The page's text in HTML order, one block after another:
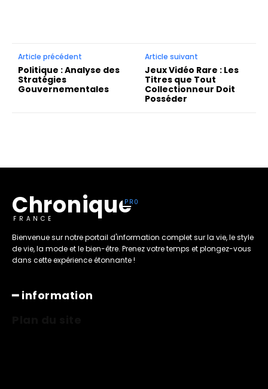
Article précédent
Politique : Analyse des
Stratégies
Gouvernementales
Article suivant
Jeux Vidéo Rare : Les
Titres que Tout
Collectionneur Doit
Posséder
Chronique
FRANCE
Bienvenue sur notre portail d'information complet sur la vie, le style
de vie, la mode et le bien-être. Prenez votre temps et plongez-vous
dans cette expérience étonnante !
━ information